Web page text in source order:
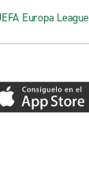
Europa League